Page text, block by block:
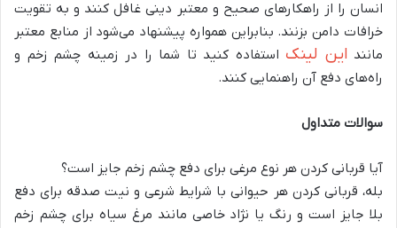
انسان را از راهکارهای صحیح و معتبر دینی غافل کنند و به تقویت
خرافات دامن بزنند. بنابراین همواره پیشنهاد می‌شود از منابع معتبر
مانند این لینک استفاده کنید تا شما را در زمینه چشم زخم و
راه‌های دفع آن راهنمایی کنند.
سوالات متداول
آیا قربانی کردن هر نوع مرغی برای دفع چشم زخم جایز است؟
بله، قربانی کردن هر حیوانی با شرایط شرعی و نیت صدقه برای دفع
بلا جایز است و رنگ یا نژاد خاصی مانند مرغ سیاه برای چشم زخم